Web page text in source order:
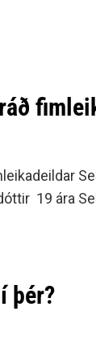
19 ára
þér?